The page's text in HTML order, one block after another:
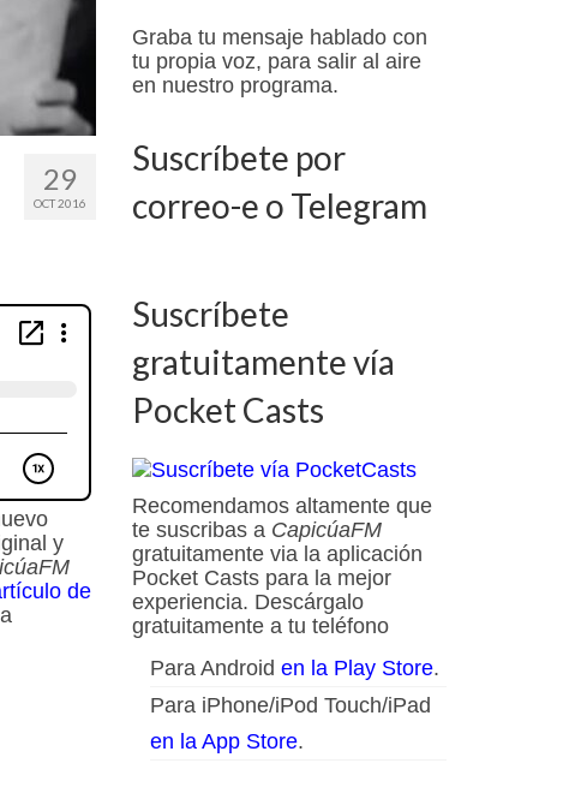
29
OCT 2016
y
de
Graba tu mensaje hablado con
tu propia voz, para salir al aire
en nuestro programa.
Suscríbete por
correo-e o Telegram
Suscríbete
gratuitamente vía
Pocket Casts
Recomendamos altamente que
te suscribas a CapicúaFM
gratuitamente via la aplicación
Pocket Casts para la mejor
experiencia. Descárgalo
gratuitamente a tu teléfono
Para Android en la Play Store.
Para iPhone/iPod Touch/iPad
en la App Store.